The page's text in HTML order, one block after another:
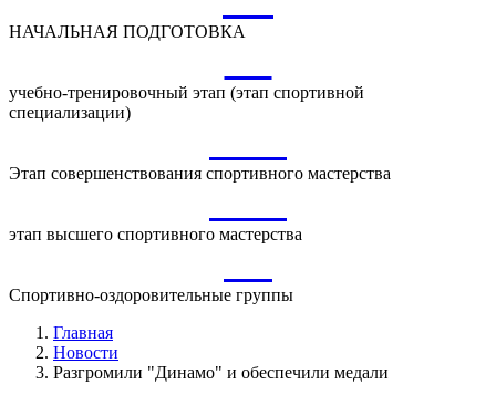
НАЧАЛЬНАЯ ПОДГОТОВКА
учебно-тренировочный этап (этап спортивной
специализации)
Этап совершенствования спортивного мастерства
этап высшего спортивного мастерства
Спортивно-оздоровительные группы
Главная
Новости
Разгромили "Динамо" и обеспечили медали